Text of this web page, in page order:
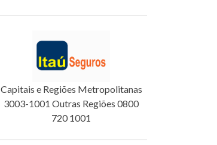
Capitais e Regiões Metropolitanas
3003-1001 Outras Regiões 0800
720 1001